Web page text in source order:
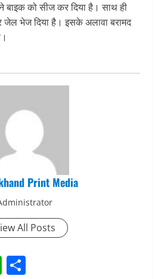
बाइक को सीज कर दिया है। साथ ही
जेल भेज दिया है। इसके अलावा बरामद
Print Media
All Posts
WhatsApp